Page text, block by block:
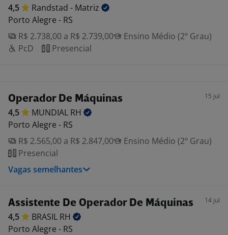
4,5 Randstad - Matriz
Porto Alegre - RS
R$ 2.738,00 a R$ 2.739,00
Ensino Médio (2º Grau)
PcD
Presencial
Operador De Máquinas 15 jul
4,5 MUNDIAL RH
Porto Alegre - RS
R$ 2.565,00 a R$ 2.847,00
Ensino Médio (2º Grau)
Presencial
Vagas semelhantes
Assistente De Operador De Máquinas 14 jul
4,5 BRASIL RH
Porto Alegre - RS